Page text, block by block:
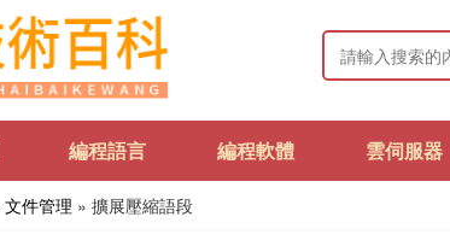
編程語言 編程軟體 雲伺服器
文件管理 » 擴展壓縮語段